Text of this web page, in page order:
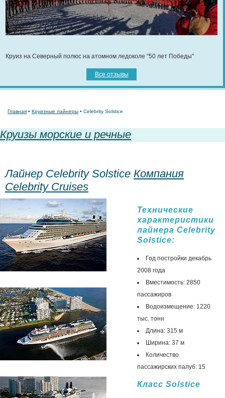
Круиз на Северный полюс на атомном ледоколе "50 лет Победы"
Все отзывы
Главная • Круизные лайнеры • Celebrity Solstice
Круизы морские и речные
Лайнер Celebrity Solstice Компания
Celebrity Cruises
Технические
характеристики
лайнера Celebrity
Solstice:
Год постройки декабрь
2008 года
Вместимость: 2850
пассажиров
Водоизмещение: 1220
тыс. тонн
Длина: 315 м
Ширина: 37 м
Количество
пассажирских палуб: 15
Класс Solstice